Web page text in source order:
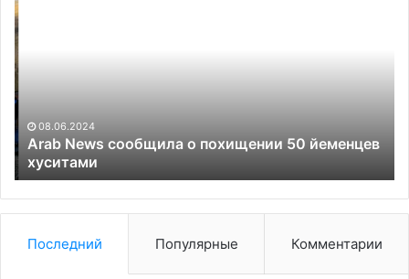
News
сообщила
похищении
йеменцев
хуситами
08.06.2024
Arab News сообщила о похищении 50 йеменцев
хуситами
Последний Популярные Комментарии